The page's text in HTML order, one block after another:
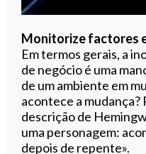
Monitorize factores
Em termos gerais, a
de negócio é uma
de um ambiente em
acontece a mudança?
descrição de
uma personagem:
depois de repente».